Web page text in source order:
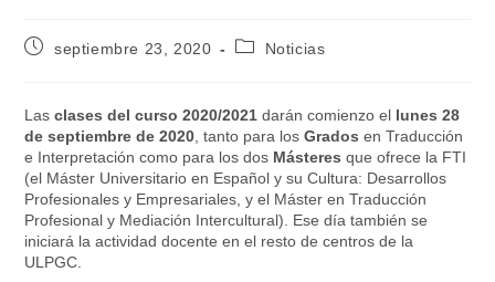
septiembre 23, 2020 Noticias
Lasclases del curso 2020/2021 darán comienzo el lunes 28
de septiembre de 2020, tanto para losGrados en Traducción
e Interpretación como para los dos Másteres que ofrece la FTI
(el Máster Universitario en Español y su Cultura: Desarrollos
Profesionales y Empresariales, y el Máster en Traducción
Profesional y Mediación Intercultural). Ese día también se
iniciará la actividad docente en el resto de centros de la
ULPGC.